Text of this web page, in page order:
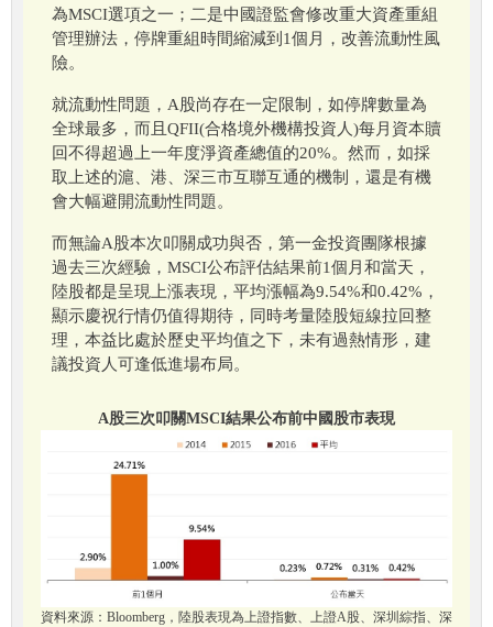
為MSCI選項之一；二是中國證監會修改重大資產重組
管理辦法，停牌重組時間縮減到1個月，改善流動性風
險。
就流動性問題，A股尚存在一定限制，如停牌數量為
全球最多，而且QFII(合格境外機構投資人)每月資本贖
回不得超過上一年度淨資產總值的20%。然而，如採
取上述的滬、港、深三市互聯互通的機制，還是有機
會大幅避開流動性問題。
而無論A股本次叩關成功與否，第一金投資團隊根據
過去三次經驗，MSCI公布評估結果前1個月和當天，
陸股都是呈現上漲表現，平均漲幅為9.54%和0.42%，
顯示慶祝行情仍值得期待，同時考量陸股短線拉回整
理，本益比處於歷史平均值之下，未有過熱情形，建
議投資人可逢低進場布局。
A股三次叩關MSCI結果公布前中國股市表現
資料來源：Bloomberg，陸股表現為上證指數、上證A股、深圳綜指、深